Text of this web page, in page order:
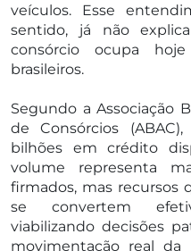
veículos. Esse
sentido, já não
consórcio ocupa
brasileiros.
Segundo a Associação
de Consórcios
bilhões em crédito
volume representa
firmados, mas recursos
se convertem
viabilizando decisões
movimentação real da